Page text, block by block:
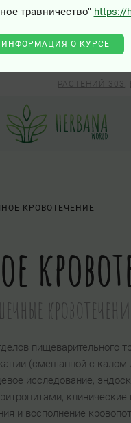
травничество" https://
ИНФОРМАЦИЯ О КУРСЕ
РАСТЕНИЙ 303
КРОВОТЕЧЕНИЕ
пищеварительного
(смешанной с калом
исследование,
и восполнение